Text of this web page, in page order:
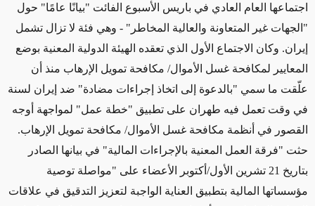
اجتماعها العام العادي في باريس الأسبوع الفائت "بيانًا عامًا" حول
"الجهات غير المتعاونة والعالية المخاطر" - وهي فئة لا تزال تشمل
إيران. وكان الاجتماع الأول الذي تعقده الهيئة الدولية المعنية بوضع
المعايير لمكافحة غسل الأموال/ مكافحة تمويل الإرهاب منذ أن
علّقت ما سمي "بالدعوة إلى اتخاذ إجراءات مضادة" ضد إيران لسنة
في وقت تعمل فيه طهران على تطبيق "خطة عمل" لمواجهة أوجه
القصور في أنظمة مكافحة غسل الأموال/ مكافحة تمويل الإرهاب.
حثت "فرقة العمل المعنية بالإجراءات المالية" في بيانها الصادر
بتاريخ 21 تشرين الأول/أكتوبر الأعضاء على "مواصلة توصية
مؤسساتها المالية بتطبيق العناية الواجبة لتعزيز التدقيق في علاقات